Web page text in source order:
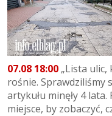
07.08 18:00 „Lista
rośnie. Sprawdziliśmy
artykułu minęły 4
miejsce, by zobaczyć,